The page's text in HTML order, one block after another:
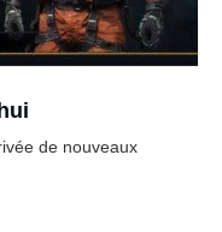
de nouveaux